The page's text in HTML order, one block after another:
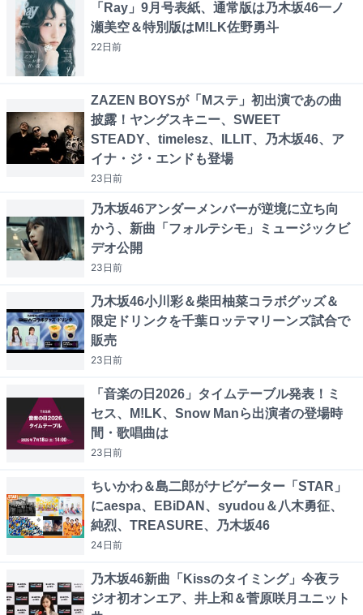
「Ray」9月号表紙、通常版は乃木坂46一ノ
瀬美空＆特別版はM!LK佐野勇斗
22日前
ZAZEN BOYSが「Mステ」初出演であの曲
披露！ヤングスキニー、SWEET
STEADY、timelesz、ILLIT、乃木坂46、ア
イナ・ジ・エンドも登場
23日前
乃木坂46アンダーメンバーが逆境に立ち向
かう、新曲「フォルテシモ」ミュージックビ
デオ公開
23日前
乃木坂46小川彩＆柴田柚菜コラボグッズ＆
限定ドリンクを千葉ロッテマリーンズ試合で
販売
23日前
「音楽の日2026」タイムテーブル発表！ミ
セス、M!LK、Snow Manら出演者の登場時
間・歌唱曲は
23日前
ちいかわ＆島二郎がナビゲーター「STAR」
にaespa、EBiDAN、syudou＆八木勇征、
純烈、TREASURE、乃木坂46
24日前
乃木坂46新曲「Kissのタイミング」今夜ラ
ジオ初オンエア、井上和＆菅原咲月ユニット